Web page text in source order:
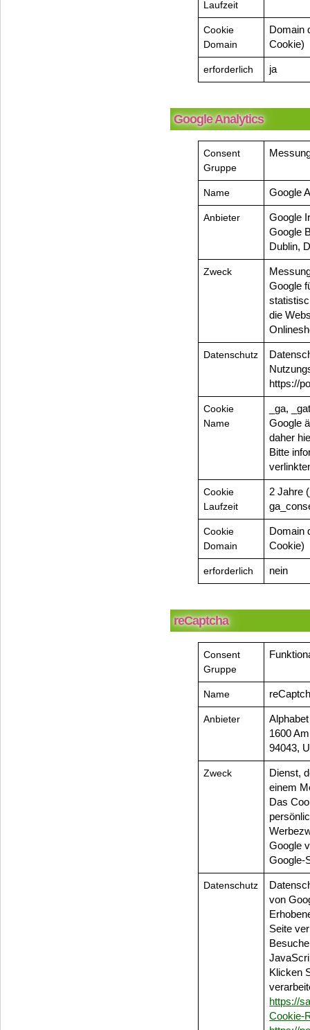
Laufzeit
Cookie
Domain
Domain
Cookie)
erforderlich ja
Google Analytics
Consent
Gruppe
Name Google
Anbieter
Google
Google
Dublin,
Zweck
Google
die
Datenschutz
https://
Cookie
Name
_ga,
Google
daher
Bitte
Cookie
Laufzeit
2 Jahre
Cookie
Domain
Domain
Cookie)
erforderlich nein
reCaptcha
Consent
Gruppe
Name
Anbieter
1600
94043,
Zweck
Dienst,
einem
Das
Google
Google-
Datenschutz
von
Seite
Klicken
https://
Cookie-